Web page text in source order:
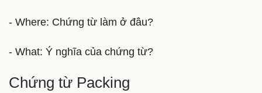
- Where: Chứng từ làm ở đâu?
- What: Ý nghĩa của chứng từ?
Chứng từ Packing